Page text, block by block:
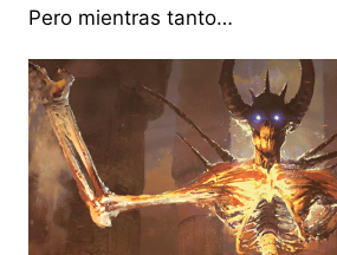
Pero mientras tanto…